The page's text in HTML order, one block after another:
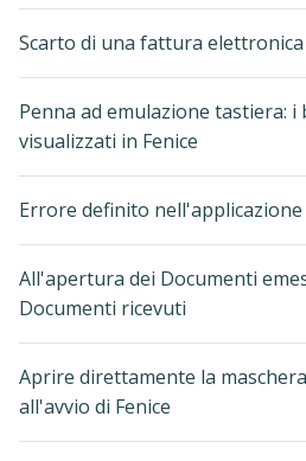
Scarto di una fattura elettronica
Penna ad emulazione tastiera:
visualizzati in Fenice
Errore definito nell'applicazione
All'apertura dei Documenti
Documenti ricevuti
Aprire direttamente la
all'avvio di Fenice